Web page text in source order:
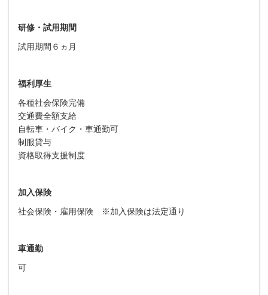
研修・試用期間
試用期間６ヵ月
福利厚生
各種社会保険完備
交通費全額支給
自転車・バイク・車通勤可
制服貸与
資格取得支援制度
加入保険
社会保険・雇用保険 ※加入保険は法定通り
車通勤
可